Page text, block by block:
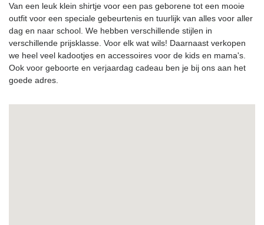
Van een leuk klein shirtje voor een pas geborene tot een mooie
outfit voor een speciale gebeurtenis en tuurlijk van alles voor aller
dag en naar school. We hebben verschillende stijlen in
verschillende prijsklasse. Voor elk wat wils! Daarnaast verkopen
we heel veel kadootjes en accessoires voor de kids en mama's.
Ook voor geboorte en verjaardag cadeau ben je bij ons aan het
goede adres.